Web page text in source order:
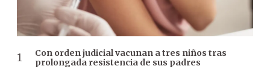
Con orden judicial vacunan a tres niños tras
prolongada resistencia de sus padres